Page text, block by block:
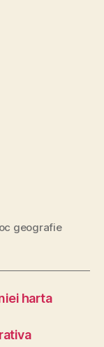
geografie
harta